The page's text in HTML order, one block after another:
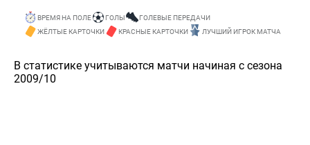
ВРЕМЯ НА ПОЛЕ ГОЛЫ
ГОЛЕВЫЕ ПЕРЕДАЧИ
ЖЁЛТЫЕ КАРТОЧКИ
КРАСНЫЕ КАРТОЧКИ ЛУЧШИЙ ИГРОК МАТЧА
В статистике учитываются матчи начиная с сезона
2009/10